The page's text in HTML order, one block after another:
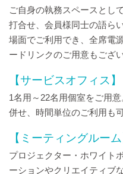
ご自身の執務スペースとし
打合せ、会員様同士の語ら
場面でご利用でき、全席電
ードリンクのご用意もござい
【サービスオフィス】
1名用～22名用個室をご用
併せ、時間単位のご利用も
【ミーティングルーム
プロジェクター・ホワイト
ーションやクリエイティブ